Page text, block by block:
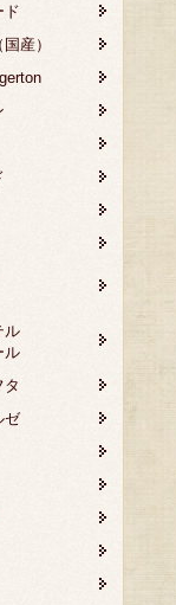
ド
産）
ル
ル
ゼ